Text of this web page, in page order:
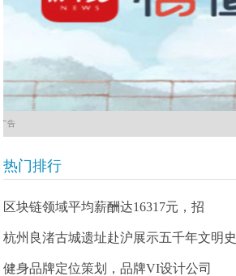
广告
热门排行
区块链领域平均薪酬达16317元，招
杭州良渚古城遗址赴沪展示五千年文明史
健身品牌定位策划，品牌VI设计公司